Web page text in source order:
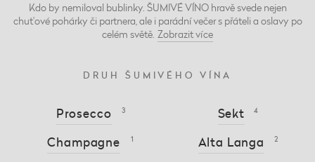
Kdo by nemiloval bublinky. ŠUMIVÉ VÍNO hravě svede nejen
chuťové pohárky či partnera, ale i parádní večer s přáteli a oslavy po
celém světě. Zobrazitvíce
DRUH ŠUMIVÉHO VÍNA
Prosecco 3
Champagne 1
Sekt 4
Alta Langa 2